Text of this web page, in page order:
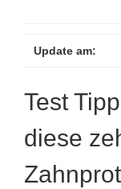
Update am:
Test
diese